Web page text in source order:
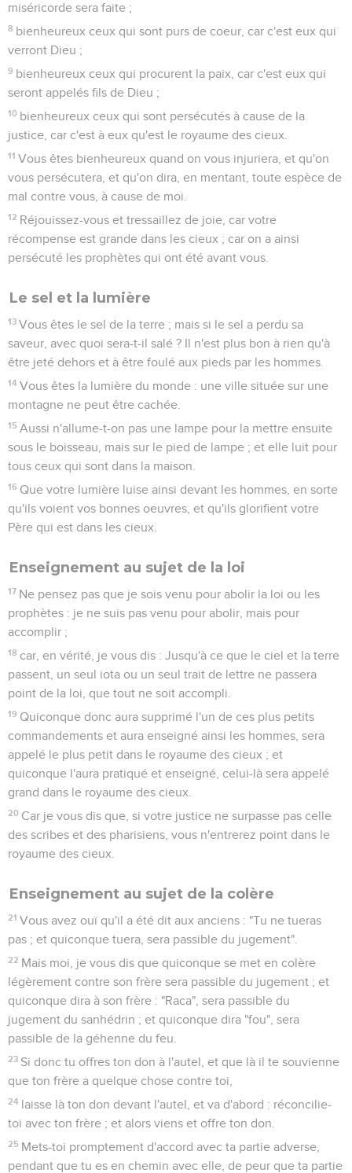
miséricorde sera faite ;
8 bienheureux ceux qui sont purs de coeur, car c'est eux qui
verront Dieu ;
9 bienheureux ceux qui procurent la paix, car c'est eux qui
seront appelés fils de Dieu ;
10 bienheureux ceux qui sont persécutés à cause de la
justice, car c'est à eux qu'est le royaume des cieux.
11 Vous êtes bienheureux quand on vous injuriera, et qu'on
vous persécutera, et qu'on dira, en mentant, toute espèce de
mal contre vous, à cause de moi.
12 Réjouissez-vous et tressaillez de joie, car votre
récompense est grande dans les cieux ; car on a ainsi
persécuté les prophètes qui ont été avant vous.
Le sel et la lumière
13 Vous êtes le sel de la terre ; mais si le sel a perdu sa
saveur, avec quoi sera-t-il salé ? Il n'est plus bon à rien qu'à
être jeté dehors et à être foulé aux pieds par les hommes.
14 Vous êtes la lumière du monde : une ville située sur une
montagne ne peut être cachée.
15 Aussi n'allume-t-on pas une lampe pour la mettre ensuite
sous le boisseau, mais sur le pied de lampe ; et elle luit pour
tous ceux qui sont dans la maison.
16 Que votre lumière luise ainsi devant les hommes, en sorte
qu'ils voient vos bonnes oeuvres, et qu'ils glorifient votre
Père qui est dans les cieux.
Enseignement au sujet de la loi
17 Ne pensez pas que je sois venu pour abolir la loi ou les
prophètes : je ne suis pas venu pour abolir, mais pour
accomplir ;
18 car, en vérité, je vous dis : Jusqu'à ce que le ciel et la terre
passent, un seul iota ou un seul trait de lettre ne passera
point de la loi, que tout ne soit accompli.
19 Quiconque donc aura supprimé l'un de ces plus petits
commandements et aura enseigné ainsi les hommes, sera
appelé le plus petit dans le royaume des cieux ; et
quiconque l'aura pratiqué et enseigné, celui-là sera appelé
grand dans le royaume des cieux.
20 Car je vous dis que, si votre justice ne surpasse pas celle
des scribes et des pharisiens, vous n'entrerez point dans le
royaume des cieux.
Enseignement au sujet de la colère
21 Vous avez ouï qu'il a été dit aux anciens : "Tu ne tueras
pas ; et quiconque tuera, sera passible du jugement".
22 Mais moi, je vous dis que quiconque se met en colère
légèrement contre son frère sera passible du jugement ; et
quiconque dira à son frère : "Raca", sera passible du
jugement du sanhédrin ; et quiconque dira "fou", sera
passible de la géhenne du feu.
23 Si donc tu offres ton don à l'autel, et que là il te souvienne
que ton frère a quelque chose contre toi,
24 laisse là ton don devant l'autel, et va d'abord : réconcilie-
toi avec ton frère ; et alors viens et offre ton don.
25 Mets-toi promptement d'accord avec ta partie adverse,
pendant que tu es en chemin avec elle, de peur que ta partie